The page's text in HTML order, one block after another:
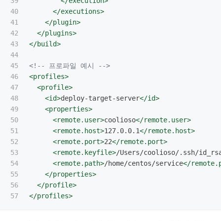
40
41
42
43
44
45
46
47
48
49
50
51
52
53
54
55
56
</executions>
</plugin>
</plugins>
</build>
<!-- 프로파일 예시 -->
<profiles>
<profile>
<id>deploy-target-server</id>
<properties>
<remote.user>coolioso</remote.user>
<remote.host>127.0.0.1</remote.host>
<remote.port>22</remote.port>
<remote.keyfile>/Users/coolioso/.ssh/
<remote.path>/home/centos/service</
</properties>
</profile>
</profiles>